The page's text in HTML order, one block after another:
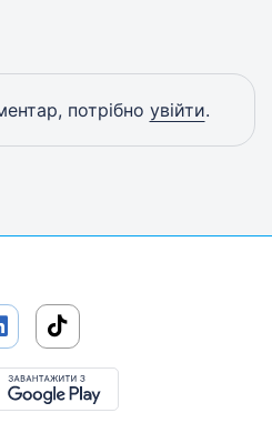
потрібно увійти.